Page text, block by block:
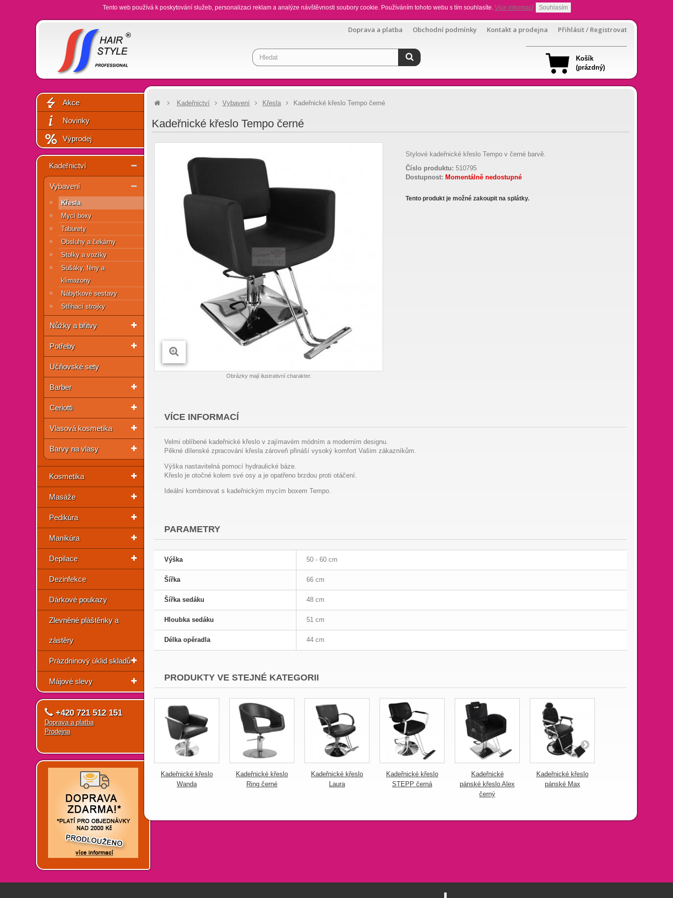
Tento web používá k poskytování služeb, personalizaci reklam a analýze návštěvnosti soubory cookie. Používáním tohoto webu s tím souhlasíte. Více informací Souhlasím
Doprava a platba Obchodní podmínky Kontakt a prodejna Přihlásit / Registrovat
Košík
(prázdný)
Akce
Novinky
Výprodej
Kadeřnictví
Vybavení
Křesla
Mycí boxy
Taburety
Obsluhy a čekárny
Stolky a vozíky
Sušáky, fény a
klimazony
Nábytkové sestavy
Střihací strojky
Nůžky a břitvy
Potřeby
Učňovské sety
Barber
Ceriotti
Vlasová kosmetika
Barvy na vlasy
Kosmetika
Masáže
Pedikúra
Manikúra
Depilace
Dezinfekce
Dárkové poukazy
Zlevněné pláštěnky a
zástěry
Prázdninový úklid skladů
Májové slevy
+420 721 512 151
Doprava a platba
Prodejna
Kadeřnictví Vybavení Křesla Kadeřnické křeslo Tempo černé
Kadeřnické křeslo Tempo černé
Obrázky mají ilustrativní charakter.
Stylové kadeřnické křeslo Tempo v černé barvě.
Číslo produktu: 510795
Dostupnost: Momentálně nedostupné
Tento produkt je možné zakoupit na splátky.
VÍCE INFORMACÍ
Velmi oblíbené kadeřnické křeslo v zajímavém módním a moderním designu.
Pěkné dílenské zpracování křesla zároveň přináší vysoký komfort Vašim zákazníkům.
Výška nastavitelná pomocí hydraulické báze.
Křeslo je otočné kolem své osy a je opatřeno brzdou proti otáčení.
Ideální kombinovat s kadeřnickým mycím boxem Tempo.
PARAMETRY
Výška 50 - 60 cm
Šířka 66 cm
Šířka sedáku 48 cm
Hloubka sedáku 51 cm
Délka opěradla 44 cm
PRODUKTY VE STEJNÉ KATEGORII
Kadeřnické křeslo
Wanda
Kadeřnické křeslo
Ring černé
Kadeřnické křeslo
Laura
Kadeřnické křeslo
STEPP černá
Kadeřnické
pánské křeslo Alex
černý
Kadeřnické křeslo
pánské Max